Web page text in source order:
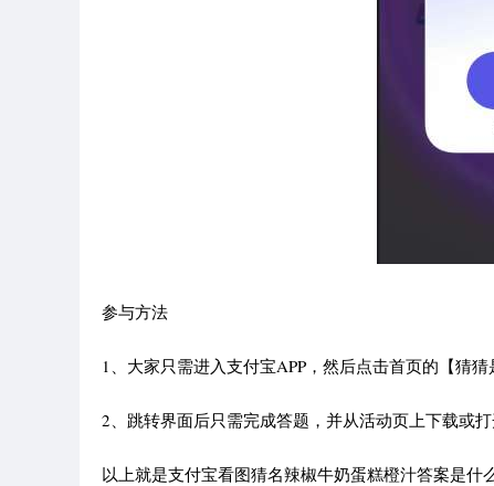
参与方法
1、大家只需进入支付宝APP，然后点击首页的【猜猜
2、跳转界面后只需完成答题，并从活动页上下载或
以上就是支付宝看图猜名辣椒牛奶蛋糕橙汁答案是